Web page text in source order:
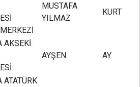
MUSTAFA
YILMAZ
KURT
AKSEKİ
AYŞEN AY
ATATÜRK